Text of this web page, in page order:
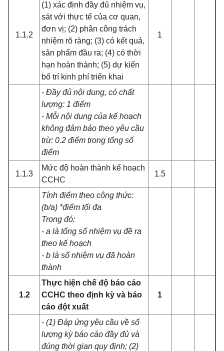
1.1.2
(1) xác định đầy đủ nhiệm vụ,
sát với thực tế của cơ quan,
đơn vị; (2) phân công trách
nhiệm rõ ràng; (3) có kết quả,
sản phẩm đầu ra; (4) có thời
hạn hoàn thành; (5) dự kiến
bố trí kinh phí triển khai
1
- Đầy đủ nội dung, có chất
lượng: 1 điểm
- Mỗi nội dung của kế hoạch
không đảm bảo theo yêu cầu
trừ: 0.2 điểm trong tổng số
điểm
1.1.3
Mức độ hoàn thành kế hoạch
CCHC
1.5
Tính điểm theo công thức:
(b/a) *điểm tối đa
Trong đó:
- a là tổng số nhiệm vụ đề ra
theo kế hoạch
- b là số nhiệm vụ đã hoàn
thành
1.2
Thực hiện chế độ báo cáo
CCHC theo định kỳ và báo
cáo đột xuất
1
- (1) Đáp ứng yêu cầu về số
lượng kỳ báo cáo đầy đủ và
đúng thời gian quy định; (2)